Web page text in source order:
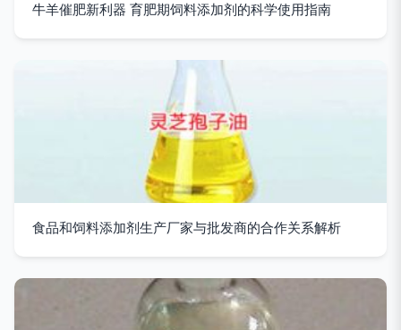
牛羊催肥新利器 育肥期饲料添加剂的科学使用指南
食品和饲料添加剂生产厂家与批发商的合作关系解析